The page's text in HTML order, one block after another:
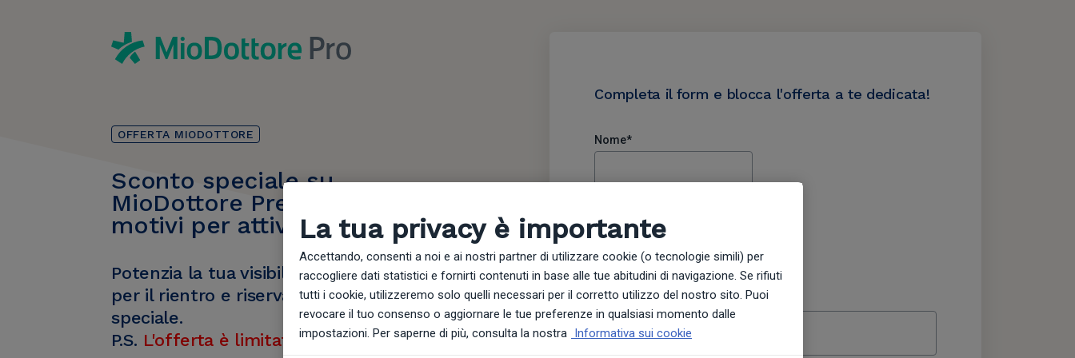
OFFERTA MIODOTTORE
Sconto speciale su
MioDottore Premium! Ecco 3
motivi per attivarlo a Luglio:
Potenzia la tua visibilità, gioca d'anticipo
per il rientro e riserva la tua offerta
speciale.
P.S. L'offerta è limitata!
Completa il form e blocca l'offerta a te dedicata!
Nome*
Cognome
E-mail*
La tua privacy è importante
Accettando, consenti a noi e ai nostri partner di utilizzare cookie (o tecnologie simili) per
raccogliere dati statistici e fornirti contenuti in base alle tue abitudini di navigazione. Se rifiuti
tutti i cookie, utilizzeremo solo quelli necessari per il corretto utilizzo del nostro sito. Puoi
revocare il tuo consenso o aggiornare le tue preferenze in qualsiasi momento dalle
impostazioni. Per saperne di più, consulta la nostra Informativa sui cookie